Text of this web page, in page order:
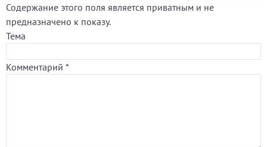
Содержание этого поля является приватным и не
предназначено к показу.
Тема
Комментарий *